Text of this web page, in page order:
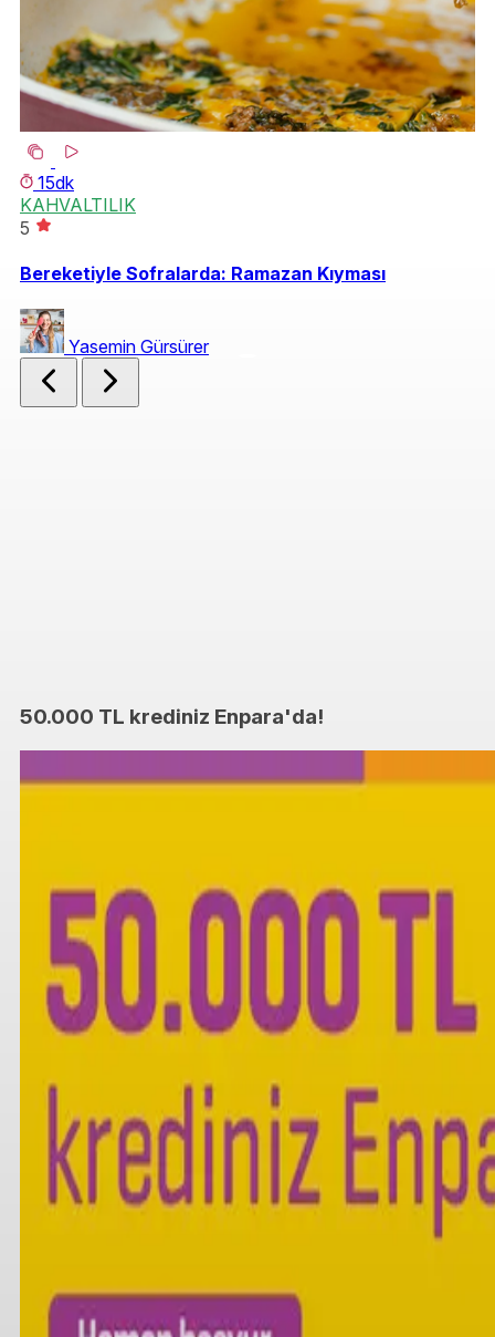
15dk
KAHVALTILIK
5
Bereketiyle Sofralarda: Ramazan Kıyması
Yasemin Gürsürer
50.000 TL krediniz Enpara'da!